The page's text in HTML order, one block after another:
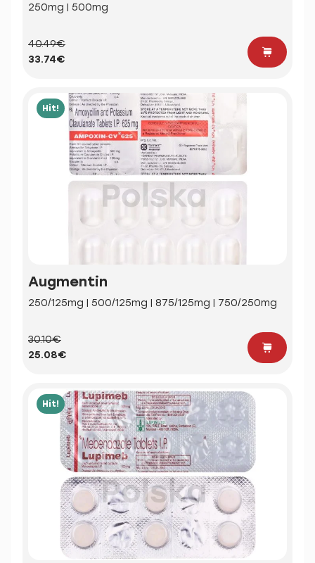
250mg | 500mg
40.49€
33.74€
Hit!
Augmentin
250/125mg | 500/125mg | 875/125mg | 750/250mg
30.10€
25.08€
Hit!